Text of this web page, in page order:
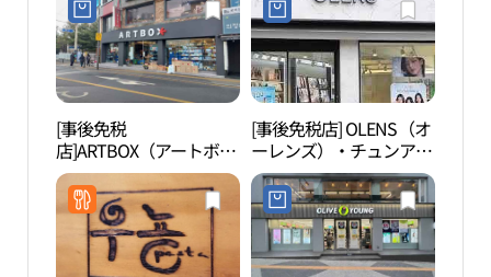
[事後免税
店]ARTBOX（アートボッ
クス）・チュンアンデ
（中央大）店(아트박스
중앙대점)
[事後免税店] OLENS（オ
ーレンズ）・チュンアン
デ（中央大）店(오렌즈
중앙대점)